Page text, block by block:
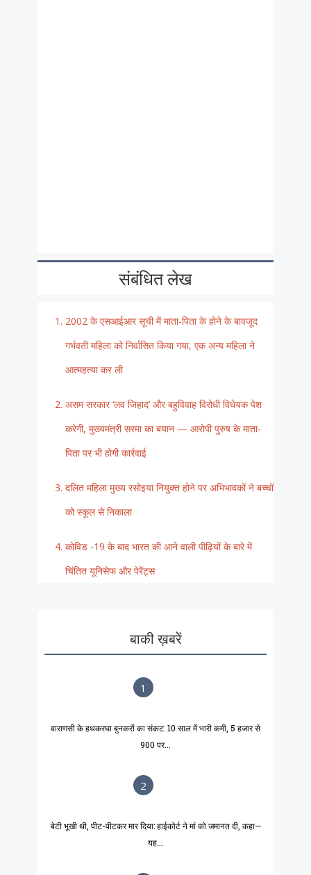
संबंधित लेख
2002 के एसआईआर सूची में माता-पिता के होने के बावजूद
गर्भवती महिला को निर्वासित किया गया, एक अन्य महिला ने
आत्महत्या कर ली
असम सरकार ‘लव जिहाद’ और बहुविवाह विरोधी विधेयक पेश
करेगी, मुख्यमंत्री सरमा का बयान — आरोपी पुरुष के माता-
पिता पर भी होगी कार्रवाई
दलित महिला मुख्य रसोइया नियुक्त होने पर अभिभावकों ने बच्चों
को स्कूल से निकाला
कोविड -19 के बाद भारत की आने वाली पीढ़ियों के बारे में
चिंतित यूनिसेफ और पेरेंट्स
बाकी ख़बरें
1
वाराणसी के हथकरघा बुनकरों का संकट: 10 साल में भारी कमी, 5 हजार से
900 पर...
2
बेटी भूखी थी, पीट-पीटकर मार दिया: हाईकोर्ट ने मां को जमानत दी, कहा—
यह...